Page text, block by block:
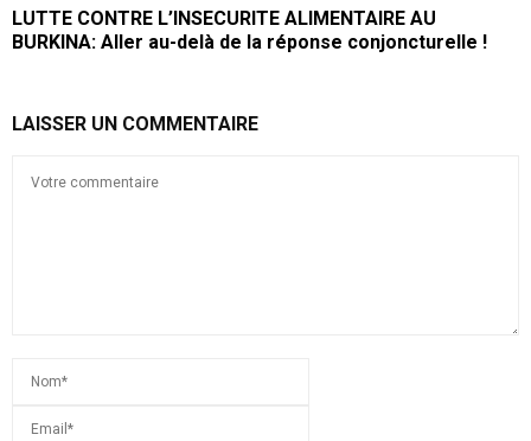
LUTTE CONTRE L’INSECURITE ALIMENTAIRE AU
BURKINA: Aller au-delà de la réponse conjoncturelle !
LAISSER UN COMMENTAIRE